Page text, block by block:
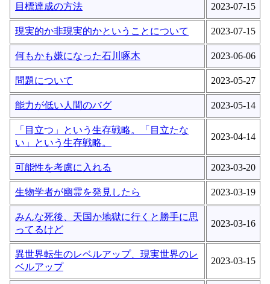
目標達成の方法 2023-07-15
現実的か非現実的かということについて 2023-07-15
何もかも嫌になった石川啄木 2023-06-06
問題について 2023-05-27
能力が低い人間のバグ 2023-05-14
「目立つ」という生存戦略。「目立たな
い」という生存戦略。
2023-04-14
可能性を考慮に入れる 2023-03-20
生物学者が幽霊を発見したら 2023-03-19
みんな死後、天国か地獄に行くと勝手に思
ってるけど
2023-03-16
異世界転生のレベルアップ、現実世界のレ
ベルアップ
2023-03-15